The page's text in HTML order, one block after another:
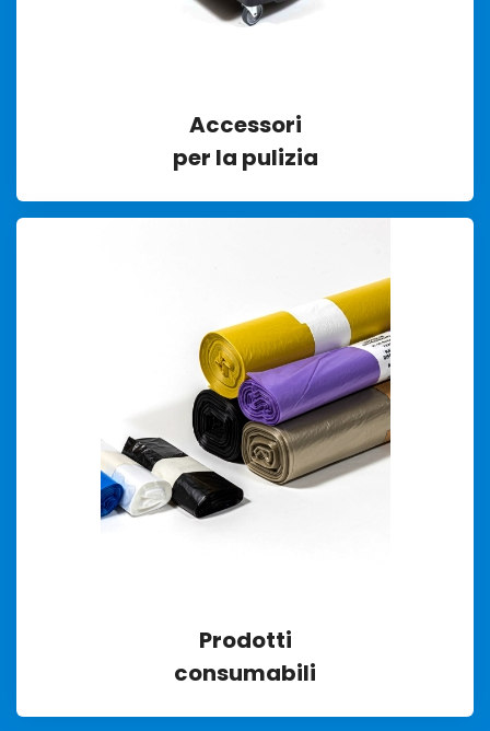
Accessori
per la pulizia
Prodotti
consumabili